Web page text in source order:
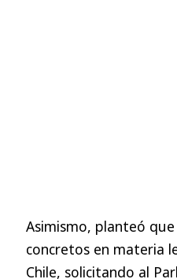
Asimismo, planteó
concretos en materia
Chile, solicitando al